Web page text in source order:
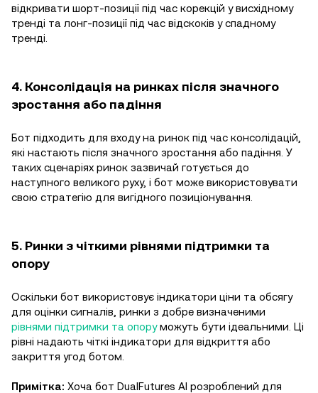
відкривати шорт-позиції під час корекцій у висхідному
тренді та лонг-позиції під час відскоків у спадному
тренді.
4. Консолідація на ринках після значного
зростання або падіння
Бот підходить для входу на ринок під час консолідацій,
які настають після значного зростання або падіння. У
таких сценаріях ринок зазвичай готується до
наступного великого руху, і бот може використовувати
свою стратегію для вигідного позиціонування.
5. Ринки з чіткими рівнями підтримки та
опору
Оскільки бот використовує індикатори ціни та обсягу
для оцінки сигналів, ринки з добре визначеними
рівнями підтримки та опоруможуть бути ідеальними. Ці
рівні надають чіткі індикатори для відкриття або
закриття угод ботом.
Примітка: Хоча бот DualFutures AI розроблений для